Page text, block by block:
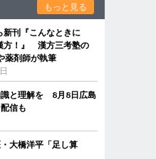
もっと見る
新刊『こんなときに
方！』 漢方三考塾の
薬剤師が執筆
識と理解を 8月8日広島
信も
大橋洋平「足し算